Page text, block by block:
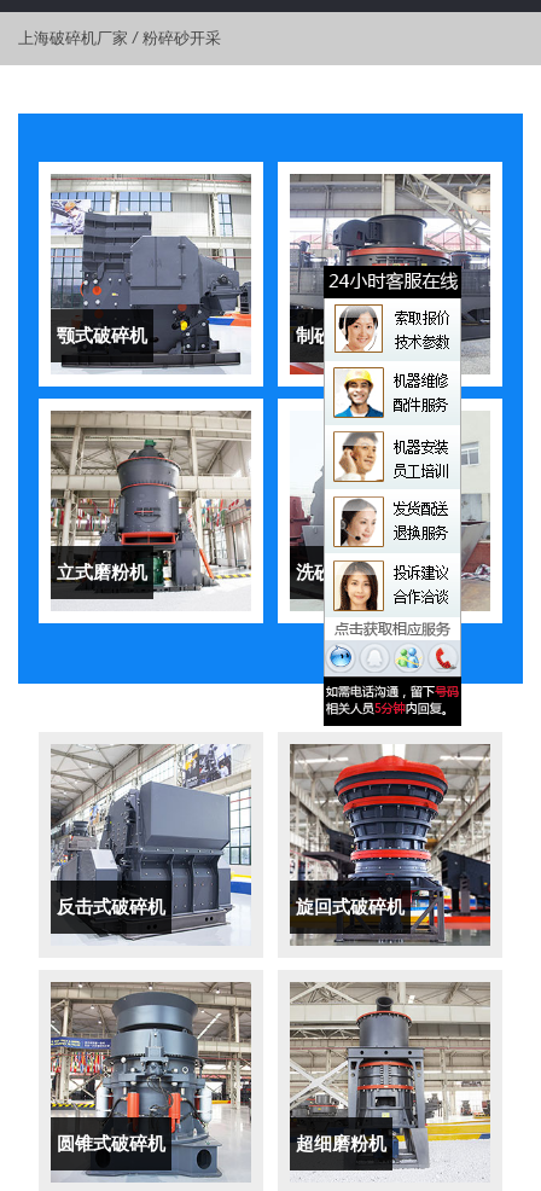
上海破碎机厂家 / 粉碎砂开采
颚式破碎机 制砂机
立式磨粉机 洗砂机
反击式破碎机 旋回式破碎机
圆锥式破碎机 超细磨粉机